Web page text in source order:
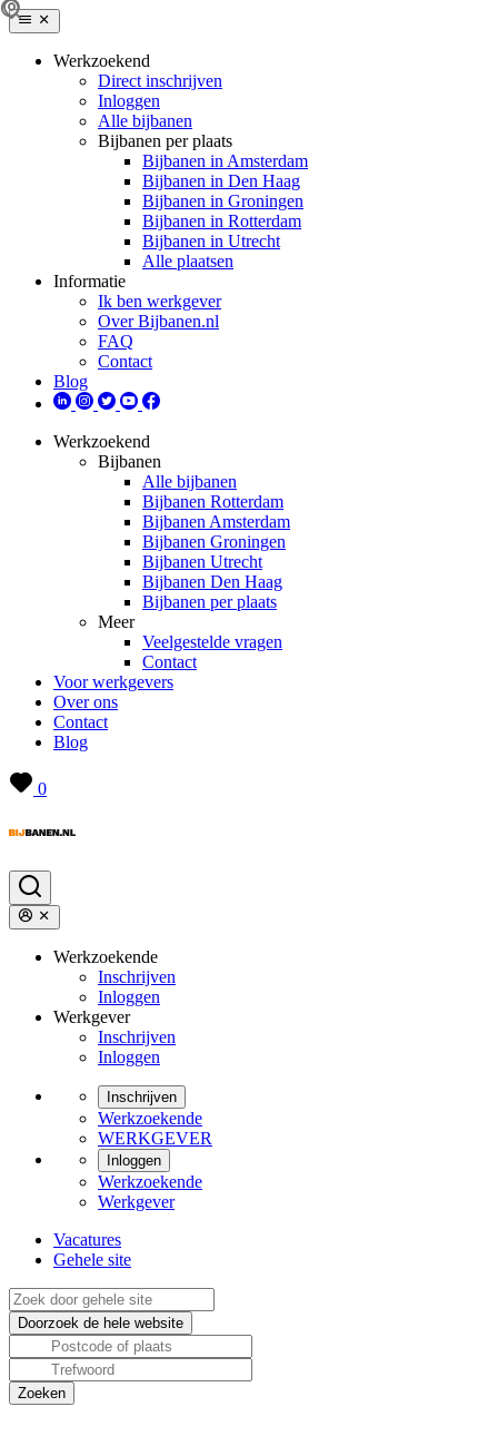
Werkzoekend
Direct inschrijven
Inloggen
Alle bijbanen
Bijbanen per plaats
Bijbanen in Amsterdam
Bijbanen in Den Haag
Bijbanen in Groningen
Bijbanen in Rotterdam
Bijbanen in Utrecht
Alle plaatsen
Informatie
Ik ben werkgever
Over Bijbanen.nl
FAQ
Contact
Blog
Werkzoekend
Bijbanen
Alle bijbanen
Bijbanen Rotterdam
Bijbanen Amsterdam
Bijbanen Groningen
Bijbanen Utrecht
Bijbanen Den Haag
Bijbanen per plaats
Meer
Veelgestelde vragen
Contact
Voor werkgevers
Over ons
Contact
Blog
0
Werkzoekende
Inschrijven
Inloggen
Werkgever
Inschrijven
Inloggen
Inschrijven
Werkzoekende
WERKGEVER
Inloggen
Werkzoekende
Werkgever
Vacatures
Gehele site